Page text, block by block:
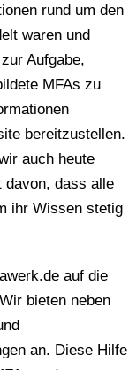
rund um den
waren und
Aufgabe,
MFAs zu
bereitzustellen.
auch heute
davon, dass alle
ihr Wissen stetig
auf die
bieten neben
an. Diese Hilfe